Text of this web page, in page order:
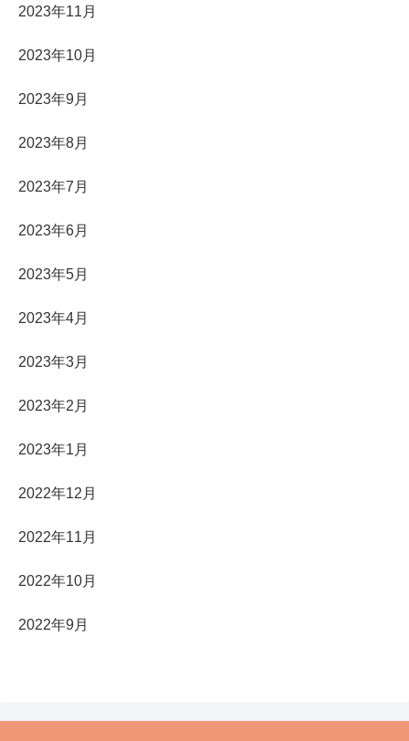
2023年11月
2023年10月
2023年9月
2023年8月
2023年7月
2023年6月
2023年5月
2023年4月
2023年3月
2023年2月
2023年1月
2022年12月
2022年11月
2022年10月
2022年9月